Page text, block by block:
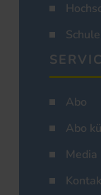
Abo
Abo
Media